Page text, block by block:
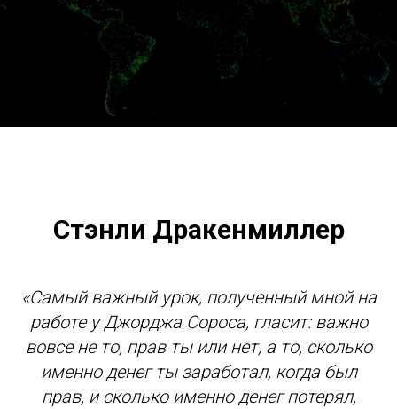
Стэнли Дракенмиллер
«Cамый важный урок, полученный мной на
работе у Джорджа Сороса, гласит: важно
вовсе не то, прав ты или нет, а то, сколько
именно денег ты заработал, когда был
прав, и сколько именно денег потерял,